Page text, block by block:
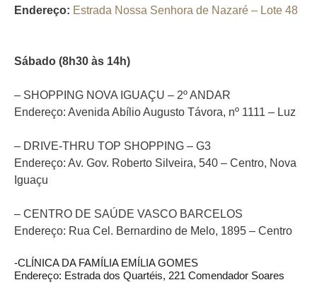
Endereço: Estrada Nossa Senhora de Nazaré – Lote 48
Sábado (8h30 às 14h)
– SHOPPING NOVA IGUAÇU – 2º ANDAR
Endereço: Avenida Abílio Augusto Távora, nº 1111 – Luz
– DRIVE-THRU TOP SHOPPING – G3
Endereço: Av. Gov. Roberto Silveira, 540 – Centro, Nova
Iguaçu
– CENTRO DE SAÚDE VASCO BARCELOS
Endereço: Rua Cel. Bernardino de Melo, 1895 – Centro
-CLÍNICA DA FAMÍLIA EMÍLIA GOMES
Endereço: Estrada dos Quartéis, 221 Comendador Soares